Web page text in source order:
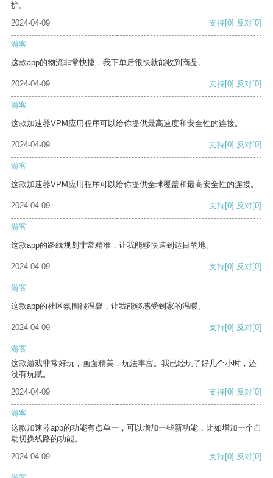
护。
2024-04-09
支持[0] 反对[0]
游客
这款app的物流非常快捷，我下单后很快就能收到商品。
2024-04-09 支持[0] 反对[0]
游客
这款加速器VPM应用程序可以给你提供最高速度和安全性的连接。
2024-04-09 支持[0] 反对[0]
游客
这款加速器VPM应用程序可以给你提供全球覆盖和最高安全性的连接。
2024-04-09 支持[0] 反对[0]
游客
这款app的路线规划非常精准，让我能够快速到达目的地。
2024-04-09 支持[0] 反对[0]
游客
这款app的社区氛围很温馨，让我能够感受到家的温暖。
2024-04-09 支持[0] 反对[0]
游客
这款游戏非常好玩，画面精美，玩法丰富。我已经玩了好几个小时，还
没有玩腻。
2024-04-09
支持[0] 反对[0]
游客
这款加速器app的功能有点单一，可以增加一些新功能，比如增加一个自
动切换线路的功能。
2024-04-09
支持[0] 反对[0]